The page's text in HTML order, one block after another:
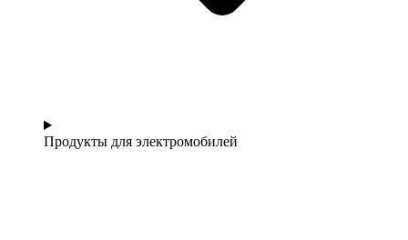
Продукты для электромобилей